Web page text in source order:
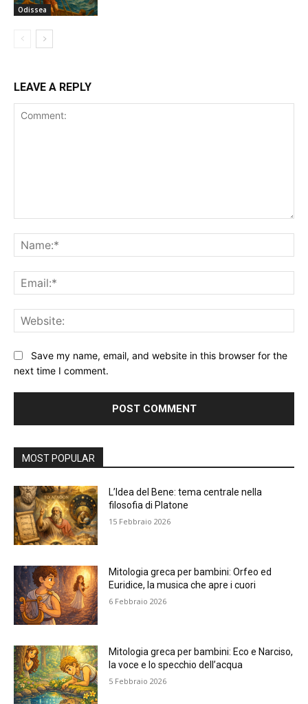
Odissea
LEAVE A REPLY
Save my name, email, and website in this browser for the
next time I comment.
MOST POPULAR
L’Idea del Bene: tema centrale nella
filosofia di Platone
15 Febbraio 2026
Mitologia greca per bambini: Orfeo ed
Euridice, la musica che apre i cuori
6 Febbraio 2026
Mitologia greca per bambini: Eco e Narciso,
la voce e lo specchio dell’acqua
5 Febbraio 2026